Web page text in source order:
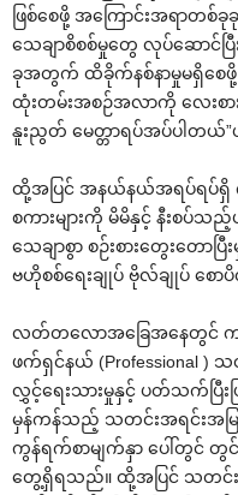
ဖြစ်‌စေဖို့ အ‌ကြောင်းအရာတ
သေချာစိစစ်မှု‌တွေ လုပ်‌ဆောင်
ခုအတွက် ထိခိုက်နစ်နာမှုမရှိ‌စေဖို့
ထုံးတမ်းအစဉ်အလာကို ‌လေးစား
နူးညွတ် ‌မေတ္တာရပ်အပ်ပါတယ်
ထို့အပြင် အနယ်နယ်အရပ်ရပ်ရှိ
စကားများကို မိမိနှင့် နီးစပ်သ
သေချာစွာ စဉ်းစား‌တွေး‌တော
ဗဟိုစစ်‌ရေးချုပ် ဗိုလ်ချုပ်
လတ်တ‌လောအ‌ခြေအ‌နေတွင် က
ဖက်ရှင်နယ် (Professional
လွှင့်‌ရေးသားမှုနှင့် ပတ်သက်ပြီ
မှန်ကန်သည့် သတင်းအရင်းအမ
ကွန်ရက်စာမျက်နှာ ‌ပေါ်တွင်
တွေ့ရှိရသည်။ ထို့အပြင် သတ